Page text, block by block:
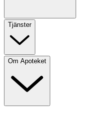
Tjänster
Om Apoteket